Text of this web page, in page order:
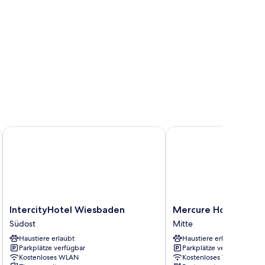
IntercityHotel
Wiesbaden
Südost
IntercityHotel Wiesbaden
Südost
Haustiere erlaubt
Parkplätze verfügbar
Kostenloses WLAN
IntercityHotel Wiesbaden
Mercure
Hotel
Wiesbaden
City
Mitte
Mercure Hotel
Mitte
Haustiere erlaubt
Parkplätze verfügbar
Kostenloses WLAN
Mercure Hotel